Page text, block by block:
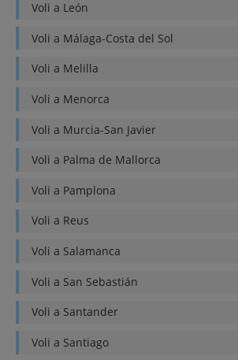
Voli a León
Voli a Málaga-Costa del Sol
Voli a Melilla
Voli a Menorca
Voli a Murcia-San Javier
Voli a Palma de Mallorca
Voli a Pamplona
Voli a Reus
Voli a Salamanca
Voli a San Sebastián
Voli a Santander
Voli a Santiago